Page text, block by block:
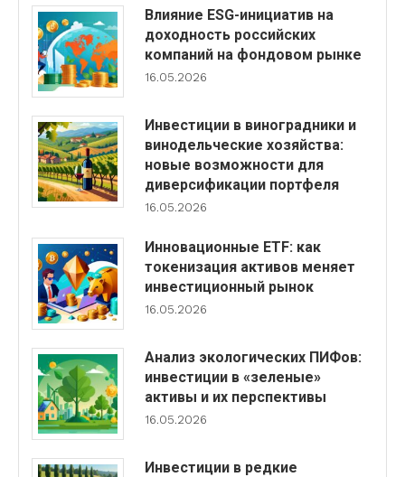
Влияние ESG-инициатив на
доходность российских
компаний на фондовом рынке
16.05.2026
Инвестиции в виноградники и
винодельческие хозяйства:
новые возможности для
диверсификации портфеля
16.05.2026
Инновационные ETF: как
токенизация активов меняет
инвестиционный рынок
16.05.2026
Анализ экологических ПИФов:
инвестиции в «зеленые»
активы и их перспективы
16.05.2026
Инвестиции в редкие